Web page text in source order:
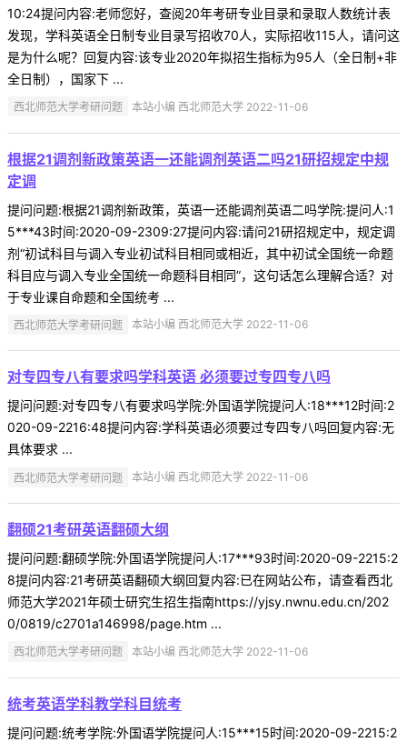
10:24提问内容:老师您好，查阅20年考研专业目录和录取人数统计表
发现，学科英语全日制专业目录写招收70人，实际招收115人，请问这
是为什么呢？回复内容:该专业2020年拟招生指标为95人（全日制+非
全日制），国家下 ...
西北师范大学考研问题 本站小编 西北师范大学 2022-11-06
根据21调剂新政策英语一还能调剂英语二吗21研招规定中规
定调
提问问题:根据21调剂新政策，英语一还能调剂英语二吗学院:提问人:1
5***43时间:2020-09-2309:27提问内容:请问21研招规定中，规定调
剂“初试科目与调入专业初试科目相同或相近，其中初试全国统一命题
科目应与调入专业全国统一命题科目相同”，这句话怎么理解合适？对
于专业课自命题和全国统考 ...
西北师范大学考研问题 本站小编 西北师范大学 2022-11-06
对专四专八有要求吗学科英语 必须要过专四专八吗
提问问题:对专四专八有要求吗学院:外国语学院提问人:18***12时间:2
020-09-2216:48提问内容:学科英语必须要过专四专八吗回复内容:无
具体要求 ...
西北师范大学考研问题 本站小编 西北师范大学 2022-11-06
翻硕21考研英语翻硕大纲
提问问题:翻硕学院:外国语学院提问人:17***93时间:2020-09-2215:2
8提问内容:21考研英语翻硕大纲回复内容:已在网站公布，请查看西北
师范大学2021年硕士研究生招生指南https://yjsy.nwnu.edu.cn/202
0/0819/c2701a146998/page.htm ...
西北师范大学考研问题 本站小编 西北师范大学 2022-11-06
统考英语学科教学科目统考
提问问题:统考学院:外国语学院提问人:15***15时间:2020-09-2215:2